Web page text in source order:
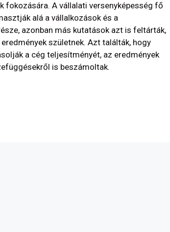
fokozására. A vállalati versenyképesség fő
alá a vállalkozások és a
azonban más kutatások azt is feltárták,
születnek. Azt találták, hogy
a cég teljesítményét, az eredmények
is beszámoltak.